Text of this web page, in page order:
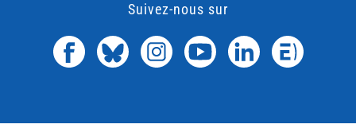
Suivez-nous sur